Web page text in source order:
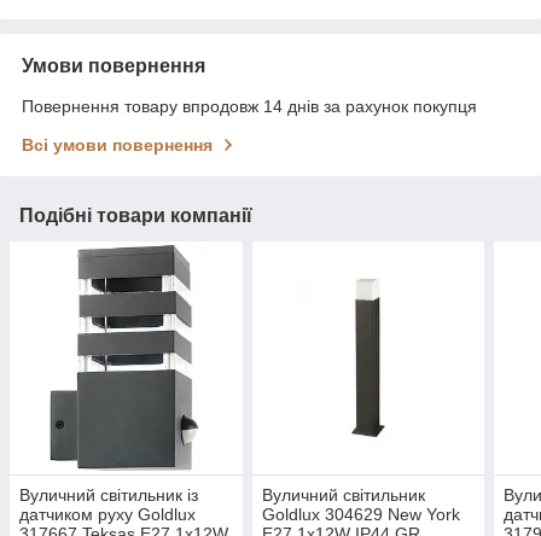
Умови повернення
Повернення товару впродовж 14 днів за рахунок покупця
Всі умови повернення
Подібні товари компанії
Вуличний світильник із
датчиком руху Goldlux
Вуличний світильник
Goldlux 304629 New York